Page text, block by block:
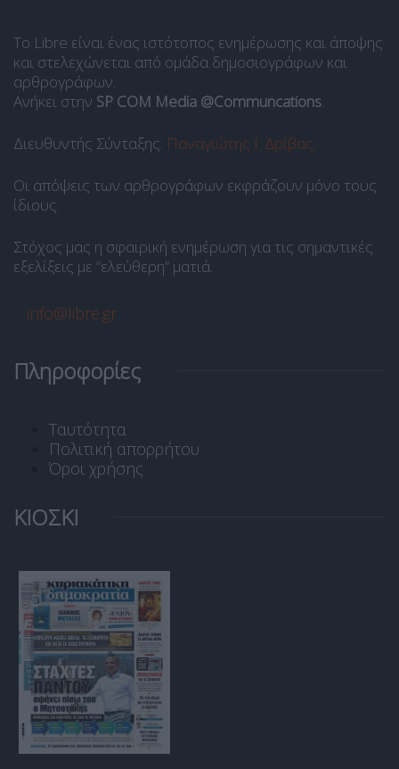
Το Libre είναι ένας ιστότοπος ενημέρωσης και άποψης
και στελεχώνεται από ομάδα δημοσιογράφων και
αρθρογράφων.
Ανήκει στην SP COM Media @Communcations
Διευθυντής Σύνταξης: Παναγιώτης Ι. Δρίβας
Οι απόψεις των αρθρογράφων εκφράζουν μόνο τους
ίδιους.
Στόχος μας η σφαιρική ενημέρωση για τις σημαντικές
εξελίξεις με “ελεύθερη” ματιά.
info@libre.gr
Πληροφορίες
Ταυτότητα
Πολιτική απορρήτου
Όροι χρήσης
ΚΙΟΣΚΙ